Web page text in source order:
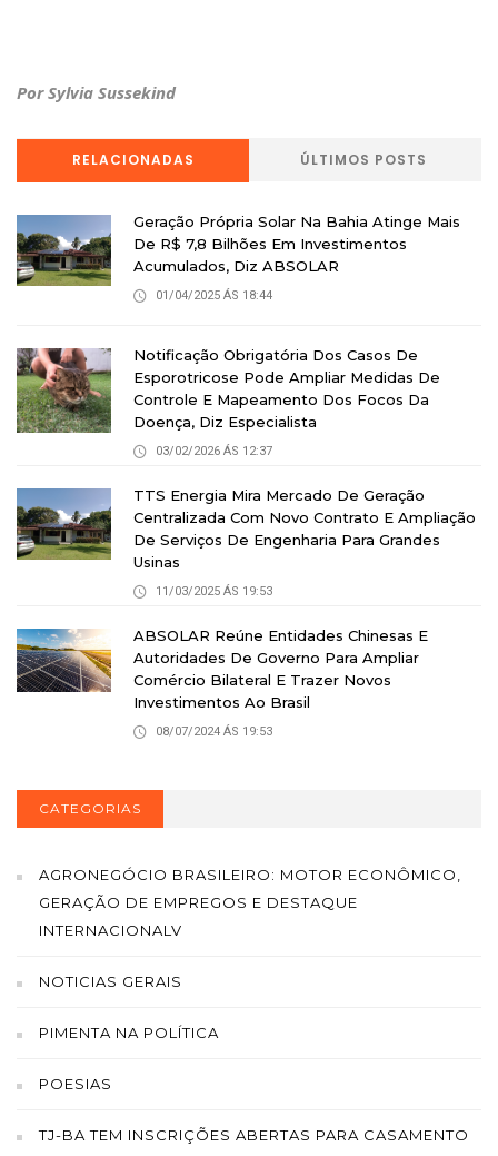
Por Sylvia Sussekind
RELACIONADAS ÚLTIMOS POSTS
Geração Própria Solar Na Bahia Atinge Mais
De R$ 7,8 Bilhões Em Investimentos
Acumulados, Diz ABSOLAR
01/04/2025 ÁS 18:44
Notificação Obrigatória Dos Casos De
Esporotricose Pode Ampliar Medidas De
Controle E Mapeamento Dos Focos Da
Doença, Diz Especialista
03/02/2026 ÁS 12:37
TTS Energia Mira Mercado De Geração
Centralizada Com Novo Contrato E Ampliação
De Serviços De Engenharia Para Grandes
Usinas
11/03/2025 ÁS 19:53
ABSOLAR Reúne Entidades Chinesas E
Autoridades De Governo Para Ampliar
Comércio Bilateral E Trazer Novos
Investimentos Ao Brasil
08/07/2024 ÁS 19:53
CATEGORIAS
AGRONEGÓCIO BRASILEIRO: MOTOR ECONÔMICO,
GERAÇÃO DE EMPREGOS E DESTAQUE
INTERNACIONALV
NOTICIAS GERAIS
PIMENTA NA POLÍTICA
POESIAS
TJ-BA TEM INSCRIÇÕES ABERTAS PARA CASAMENTO